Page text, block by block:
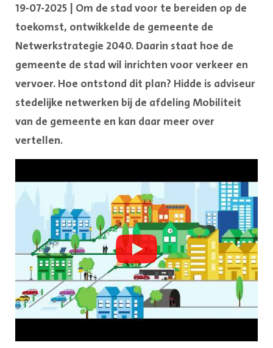
19-07-2025 | Om de stad voor te bereiden op de
toekomst, ontwikkelde de gemeente de
Netwerkstrategie 2040. Daarin staat hoe de
gemeente de stad wil inrichten voor verkeer en
vervoer. Hoe ontstond dit plan? Hidde is adviseur
stedelijke netwerken bij de afdeling Mobiliteit
van de gemeente en kan daar meer over
vertellen.